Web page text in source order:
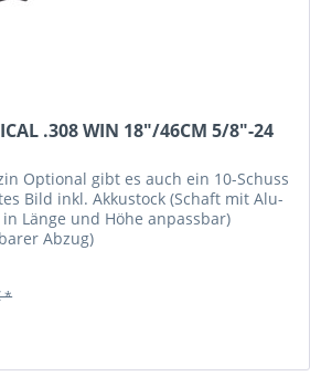
.308 WIN 18"/46CM 5/8"-24
Optional gibt es auch ein 10-Schuss
Bild inkl. Akkustock (Schaft mit Alu-
Länge und Höhe anpassbar)
Abzug)
*